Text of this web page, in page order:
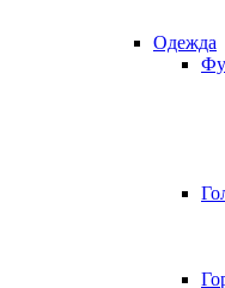
Одежда